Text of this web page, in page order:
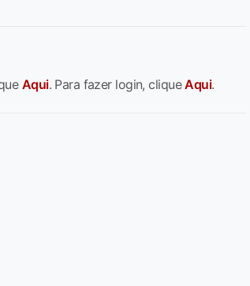
Aqui. Para fazer login, cliqueAqui.